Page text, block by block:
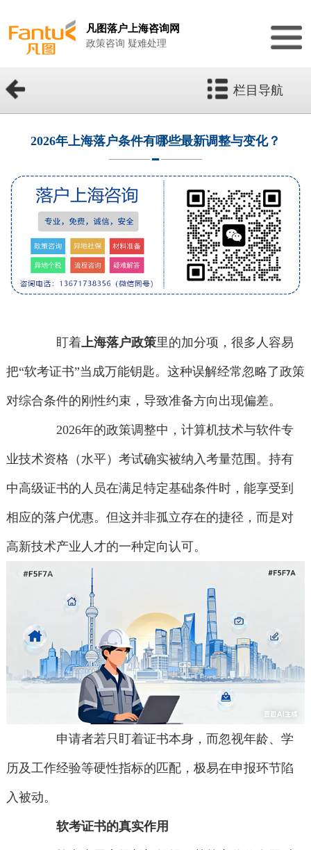
凡图落户上海咨询网
政策咨询 疑难处理
栏目导航
2026年上海落户条件有哪些最新调整与变化？
盯着上海落户政策里的加分项，很多人容易
把“软考证书”当成万能钥匙。这种误解经常忽略了政策
对综合条件的刚性约束，导致准备方向出现偏差。
2026年的政策调整中，计算机技术与软件专
业技术资格（水平）考试确实被纳入考量范围。持有
中高级证书的人员在满足特定基础条件时，能享受到
相应的落户优惠。但这并非孤立存在的捷径，而是对
高新技术产业人才的一种定向认可。
申请者若只盯着证书本身，而忽视年龄、学
历及工作经验等硬性指标的匹配，极易在申报环节陷
入被动。
软考证书的真实作用